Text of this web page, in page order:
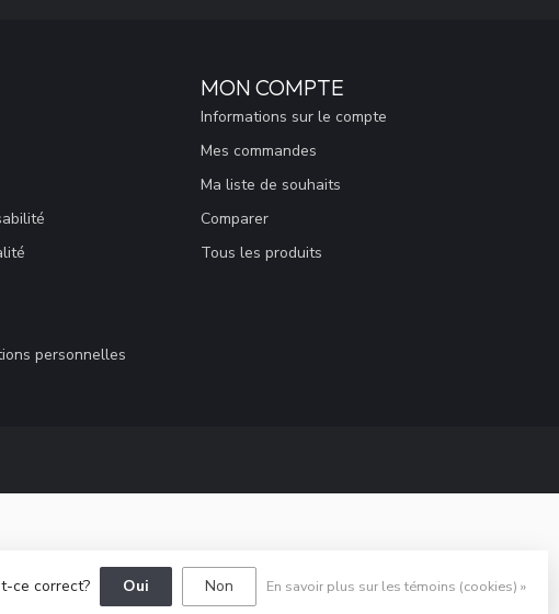
personnelles
MON COMPTE
Informations sur le compte
Mes commandes
Ma liste de souhaits
Comparer
Tous les produits
byDyvelopment
ce correct? Oui Non En savoir plus sur les témoins (cookies) »